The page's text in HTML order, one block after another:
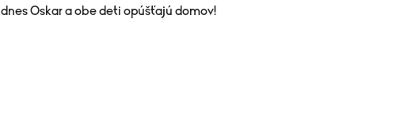
dnes Oskar a obe deti opúšťajú domov!